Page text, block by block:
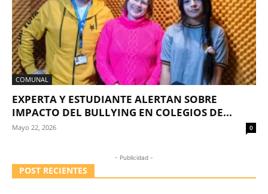
COMUNAL
EXPERTA Y ESTUDIANTE ALERTAN SOBRE
IMPACTO DEL BULLYING EN COLEGIOS DE...
Mayo 22, 2026 0
- Publicidad -
POST RECIENTES